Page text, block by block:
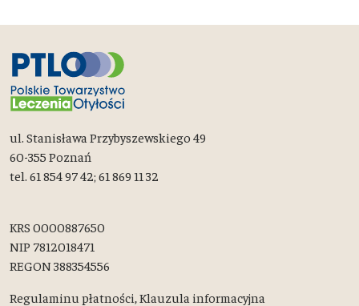
ul. Stanisława Przybyszewskiego 49
60-355 Poznań
tel. 61 854 97 42; 61 869 11 32
KRS 0000887650
NIP 7812018471
REGON 388354556
Regulaminu płatności, Klauzula informacyjna